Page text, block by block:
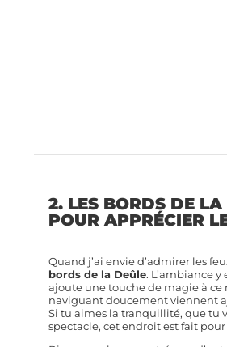
2. LES BORDS DE
POUR APPRÉCIER
Quand j’ai envie d’admirer les
bords de la Deûle. L’ambiance
ajoute une touche de magie à
naviguant doucement viennent
Si tu aimes la tranquillité, que tu
spectacle, cet endroit est fait pour